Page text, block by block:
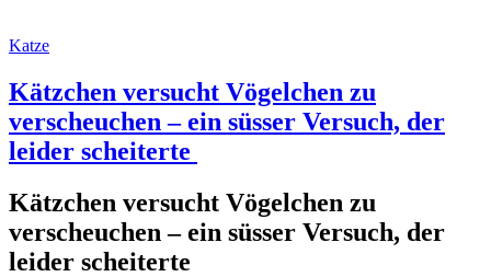
Katze
Kätzchen versucht Vögelchen zu
verscheuchen – ein süsser Versuch, der
leider scheiterte
Kätzchen versucht Vögelchen zu
verscheuchen – ein süsser Versuch, der
leider scheiterte